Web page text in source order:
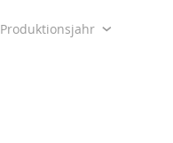
Produktionsjahr